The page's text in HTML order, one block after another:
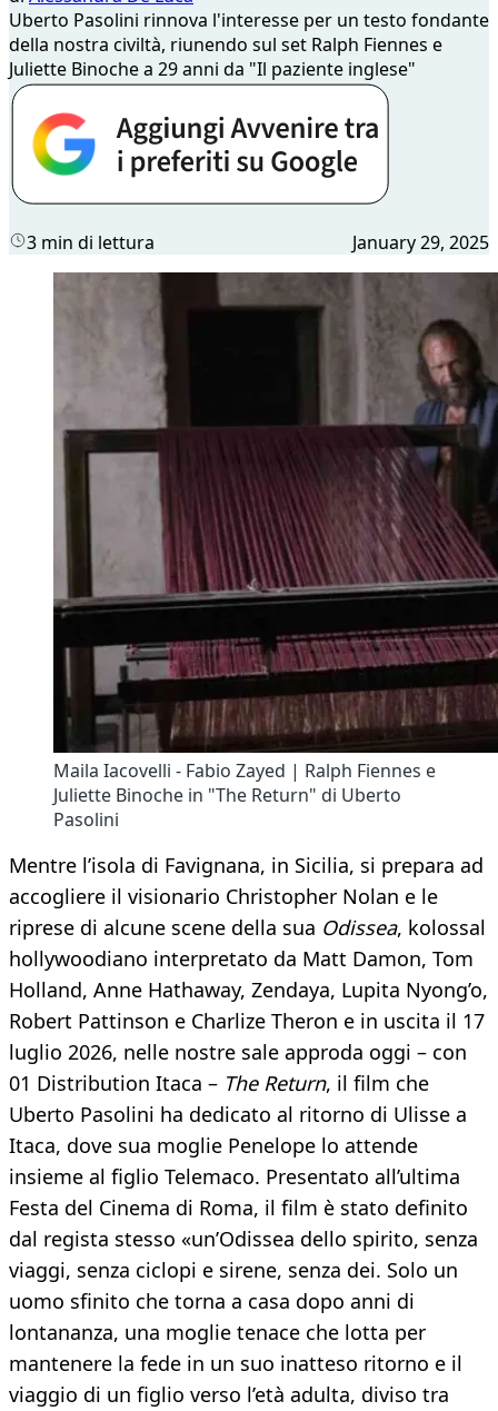
Uberto Pasolini rinnova l'interesse per un testo fondante
della nostra civiltà, riunendo sul set Ralph Fiennes e
Juliette Binoche a 29 anni da "Il paziente inglese"
3 min di lettura January 29, 2025
Maila Iacovelli - Fabio Zayed | Ralph Fiennes e
Juliette Binoche in "The Return" di Uberto
Pasolini
Mentre l’isola di Favignana, in Sicilia, si prepara ad
accogliere il visionario Christopher Nolan e le
riprese di alcune scene della sua Odissea, kolossal
hollywoodiano interpretato da Matt Damon, Tom
Holland, Anne Hathaway, Zendaya, Lupita Nyong’o,
Robert Pattinson e Charlize Theron e in uscita il 17
luglio 2026, nelle nostre sale approda oggi – con
01 Distribution Itaca – The Return, il film che
Uberto Pasolini ha dedicato al ritorno di Ulisse a
Itaca, dove sua moglie Penelope lo attende
insieme al figlio Telemaco. Presentato all’ultima
Festa del Cinema di Roma, il film è stato definito
dal regista stesso «un’Odissea dello spirito, senza
viaggi, senza ciclopi e sirene, senza dei. Solo un
uomo sfinito che torna a casa dopo anni di
lontananza, una moglie tenace che lotta per
mantenere la fede in un suo inatteso ritorno e il
viaggio di un figlio verso l’età adulta, diviso tra